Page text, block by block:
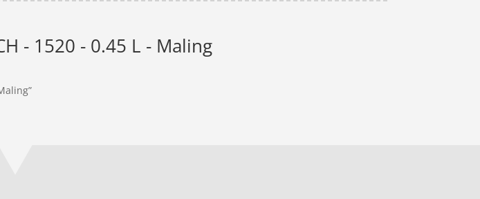
- 1520 - 0.45 L - Maling